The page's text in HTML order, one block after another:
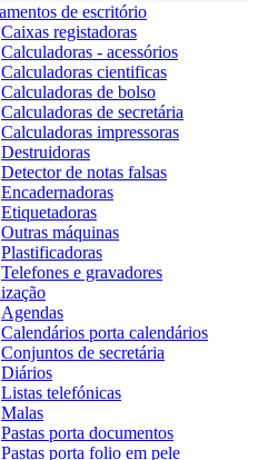
de escritório
Caixas registadoras
Calculadoras - acessórios
Calculadoras cientificas
Calculadoras de bolso
Calculadoras de secretária
Calculadoras impressoras
Destruidoras
Detector de notas falsas
Encadernadoras
Etiquetadoras
Outras máquinas
Plastificadoras
Telefones e gravadores
Agendas
Calendários porta calendários
Conjuntos de secretária
Diários
Listas telefónicas
Malas
Pastas porta documentos
Pastas porta folio em pele